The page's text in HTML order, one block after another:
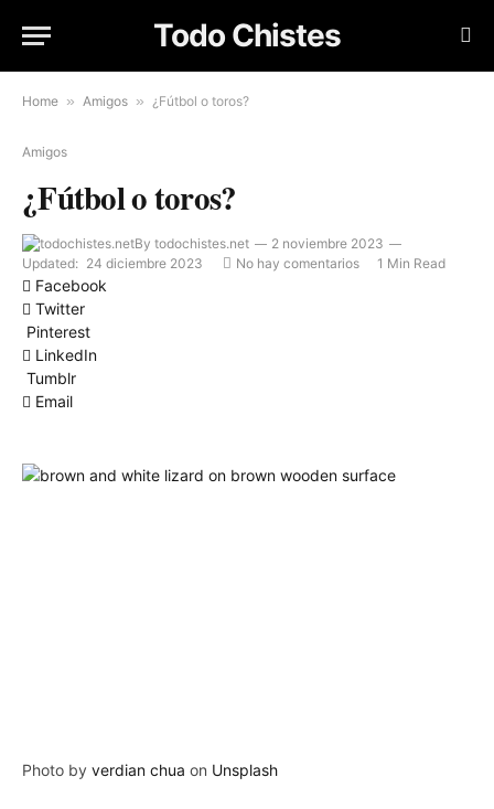
Todo Chistes
Home » Amigos » ¿Fútbol o toros?
Amigos
¿Fútbol o toros?
By todochistes.net
2 noviembre 2023
Updated: 24 diciembre 2023 No hay comentarios 1 Min Read
Facebook
Twitter
Pinterest
LinkedIn
Tumblr
Email
Photo by verdian chua on Unsplash